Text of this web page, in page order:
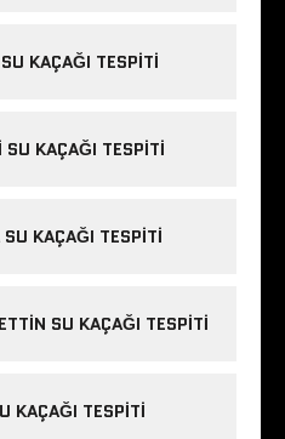
KAÇAĞI TESPITI
SU KAÇAĞI TESPITI
KAÇAĞI TESPITI
SU KAÇAĞI TESPITI
KAÇAĞI TESPITI